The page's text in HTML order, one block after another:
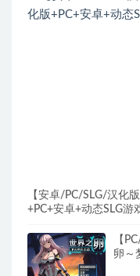
【安卓/PC/SLG/汉化
+PC+安卓+动态SLG游
【
卵～